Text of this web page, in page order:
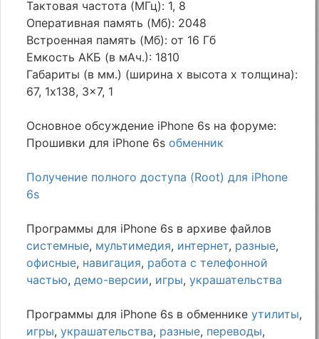
Тактовая частота (МГц): 1, 8
Оперативная память (Мб): 2048
Встроенная память (Мб): от 16 Гб
Емкость АКБ (в мАч.): 1810
Габариты (в мм.) (ширина х высота х толщина):
67, 1x138, 3x7, 1
Основное обсуждение iPhone 6s на форуме:
Прошивки для iPhone 6sобменник
Получение полного доступа (Root) для iPhone
6s
Программы для iPhone 6s в архиве файлов
системные, мультимедия, интернет, разные,
офисные, навигация, работа с телефонной
частью,демо-версии, игры,украшательства
Программы для iPhone 6s в обменникеутилиты,
игры,украшательства, разные, переводы,